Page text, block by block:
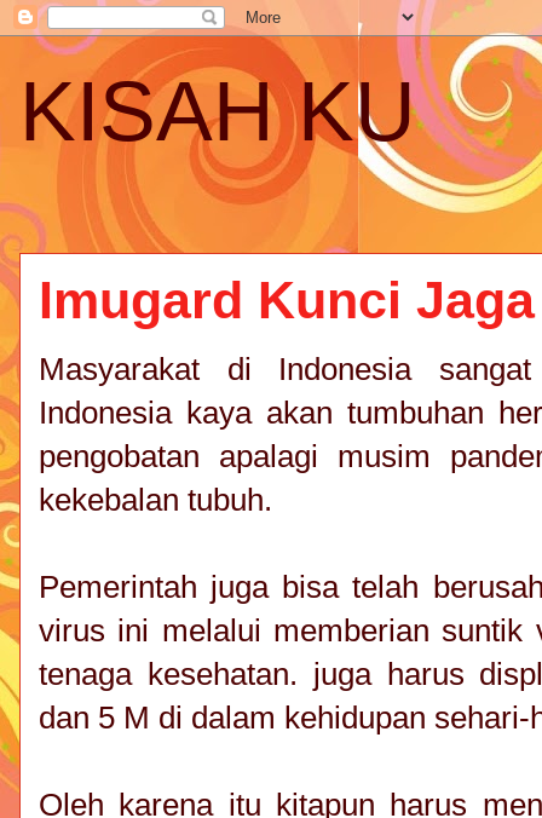
KISAH KU
Imugard Kunci
Masyarakat di Indonesia
Indonesia kaya akan tumbuhan
pengobatan apalagi musim
kekebalan tubuh.
Pemerintah juga bisa telah
virus ini melalui memberian suntik
tenaga kesehatan. juga harus
dan 5 M di dalam kehidupan
Oleh karena itu kitapun harus